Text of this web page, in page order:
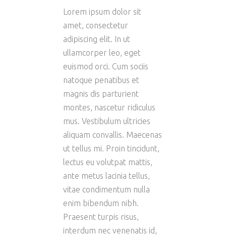
Lorem ipsum dolor sit
amet, consectetur
adipiscing elit. In ut
ullamcorper leo, eget
euismod orci. Cum sociis
natoque penatibus et
magnis dis parturient
montes, nascetur ridiculus
mus. Vestibulum ultricies
aliquam convallis. Maecenas
ut tellus mi. Proin tincidunt,
lectus eu volutpat mattis,
ante metus lacinia tellus,
vitae condimentum nulla
enim bibendum nibh.
Praesent turpis risus,
interdum nec venenatis id,